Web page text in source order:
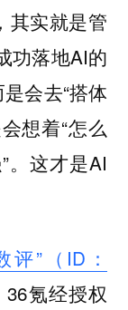
其实就是管
功落地AI的
会去“搭体
想着“怎么
。这才是AI
评”（ID：
36氪经授权